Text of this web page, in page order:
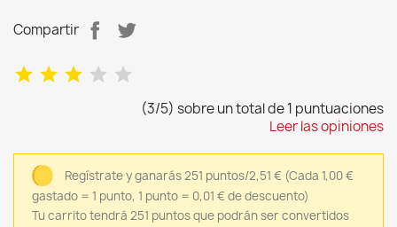
Compartir
(3/5) sobre un total de 1 puntuaciones
Leer las opiniones
Regístrate y ganarás 251 puntos/2,51 € (Cada 1,00 €
gastado = 1 punto, 1 punto = 0,01 € de descuento)
Tu carrito tendrá 251 puntos que podrán ser convertidos